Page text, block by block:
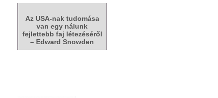
Az USA-nak tudomása
van egy nálunk
fejlettebb faj létezéséről
– Edward Snowden